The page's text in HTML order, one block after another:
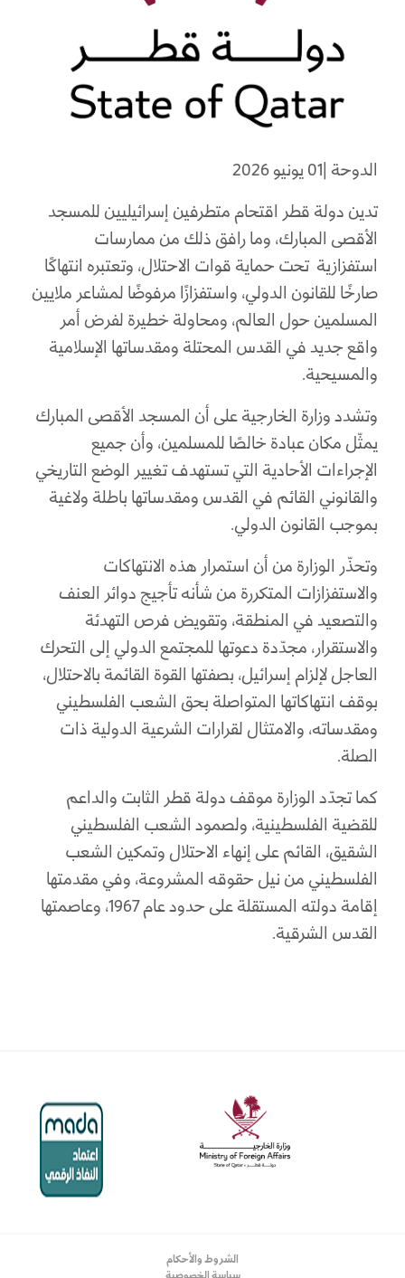
الدوحة |01 يونيو 2026
تدين دولة قطر اقتحام متطرفين إسرائيليين للمسجد
الأقصى المبارك، وما رافق ذلك من ممارسات
استفزازية تحت حماية قوات الاحتلال، وتعتبره انتهاكًا
صارخًا للقانون الدولي، واستفزازًا مرفوضًا لمشاعر ملايين
المسلمين حول العالم، ومحاولة خطيرة لفرض أمر
واقع جديد في القدس المحتلة ومقدساتها الإسلامية
والمسيحية.
وتشدد وزارة الخارجية على أن المسجد الأقصى المبارك
يمثّل مكان عبادة خالصًا للمسلمين، وأن جميع
الإجراءات الأحادية التي تستهدف تغيير الوضع التاريخي
والقانوني القائم في القدس ومقدساتها باطلة ولاغية
بموجب القانون الدولي.
وتحذّر الوزارة من أن استمرار هذه الانتهاكات
والاستفزازات المتكررة من شأنه تأجيج دوائر العنف
والتصعيد في المنطقة، وتقويض فرص التهدئة
والاستقرار، مجدّدة دعوتها للمجتمع الدولي إلى التحرك
العاجل لإلزام إسرائيل، بصفتها القوة القائمة بالاحتلال،
بوقف انتهاكاتها المتواصلة بحق الشعب الفلسطيني
ومقدساته، والامتثال لقرارات الشرعية الدولية ذات
الصلة.
كما تجدّد الوزارة موقف دولة قطر الثابت والداعم
للقضية الفلسطينية، ولصمود الشعب الفلسطيني
الشقيق، القائم على إنهاء الاحتلال وتمكين الشعب
الفلسطيني من نيل حقوقه المشروعة، وفي مقدمتها
إقامة دولته المستقلة على حدود عام 1967، وعاصمتها
القدس الشرقية.
الشروط والأحكام